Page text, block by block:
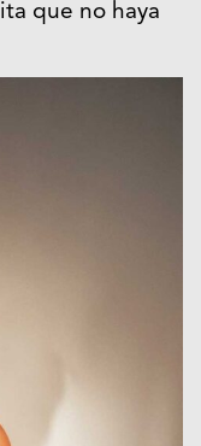
que no haya